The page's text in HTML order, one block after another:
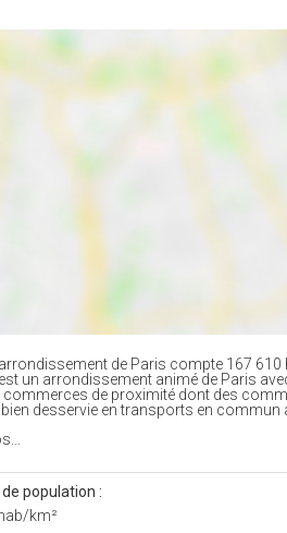
de Paris compte 167
un arrondissement animé de Paris
commerces de proximité dont des
bien desservie en transports en
population :
km²